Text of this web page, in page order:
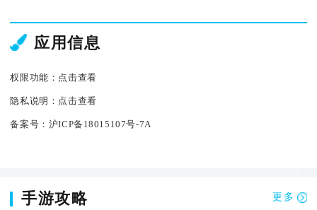
应用信息
权限功能： 点击查看
隐私说明： 点击查看
备案号： 沪ICP备18015107号-7A
手游攻略 更多